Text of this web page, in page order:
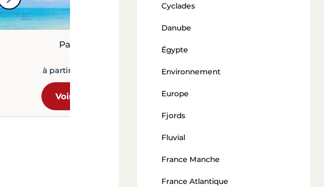
Papeete
à partir de 3 290 €
Voir l'offre
Cyclades
Danube
Égypte
Environnement
Europe
Fjords
Fluvial
France Manche
France Atlantique